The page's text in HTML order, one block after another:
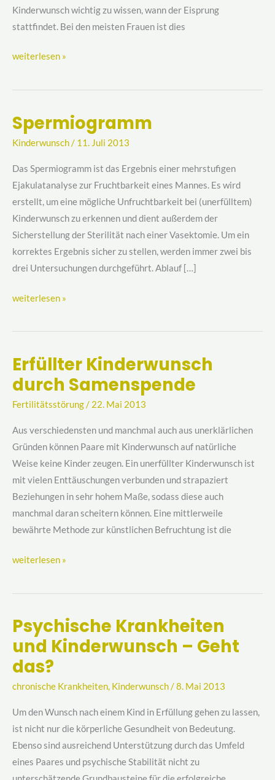
Kinderwunsch wichtig zu wissen, wann der Eisprung
stattfindet. Bei den meisten Frauen ist dies
weiterlesen »
Spermiogramm
Kinderwunsch/ 11. Juli 2013
Das Spermiogramm ist das Ergebnis einer mehrstufigen
Ejakulatanalyse zur Fruchtbarkeit eines Mannes. Es wird
erstellt, um eine mögliche Unfruchtbarkeit bei (unerfülltem)
Kinderwunsch zu erkennen und dient außerdem der
Sicherstellung der Sterilität nach einer Vasektomie. Um ein
korrektes Ergebnis sicher zu stellen, werden immer zwei bis
drei Untersuchungen durchgeführt. Ablauf […]
Spermiogramm
weiterlesen »
Erfüllter Kinderwunsch
durch Samenspende
Fertilitätsstörung/ 22. Mai 2013
Aus verschiedensten und manchmal auch aus unerklärlichen
Gründen können Paare mit Kinderwunsch auf natürliche
Weise keine Kinder zeugen. Ein unerfüllter Kinderwunsch ist
mit vielen Enttäuschungen verbunden und strapaziert
Beziehungen in sehr hohem Maße, sodass diese auch
manchmal daran scheitern können. Eine mittlerweile
bewährte Methode zur künstlichen Befruchtung ist die
Erfüllter
Kinderwunsch
weiterlesen »
Psychische Krankheiten
und Kinderwunsch – Geht
das?
chronische Krankheiten, Kinderwunsch/8. Mai 2013
Um den Wunsch nach einem Kind in Erfüllung gehen zu lassen,
ist nicht nur die körperliche Gesundheit von Bedeutung.
Ebenso sind ausreichend Unterstützung durch das Umfeld
eines Paares und psychische Stabilität nicht zu
Psychische
Krankheiten
Kinderwunsch
–
Geht
das?